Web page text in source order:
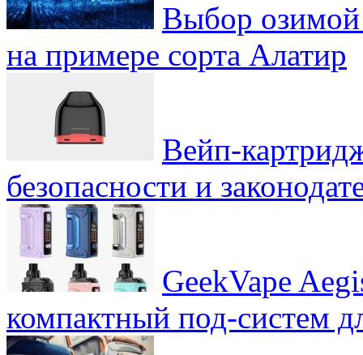
Выбор озимой
на примере сорта Алатир
Вейп-
безопасности и
GeekVape
компактный под-систем